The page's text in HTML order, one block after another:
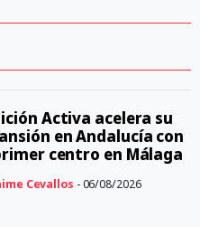
Activa acelera su
en Andalucía con
centro en Málaga
Cevallos - 06/08/2026